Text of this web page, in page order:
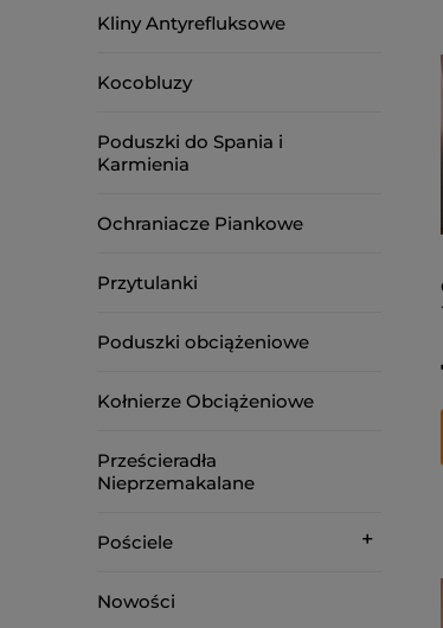
Kliny Antyrefluksowe
Kocobluzy
Poduszki do Spania i
Karmienia
Ochraniacze Piankowe
Przytulanki
Poduszki obciążeniowe
Kołnierze Obciążeniowe
Prześcieradła
Nieprzemakalane
Pościele
Nowości